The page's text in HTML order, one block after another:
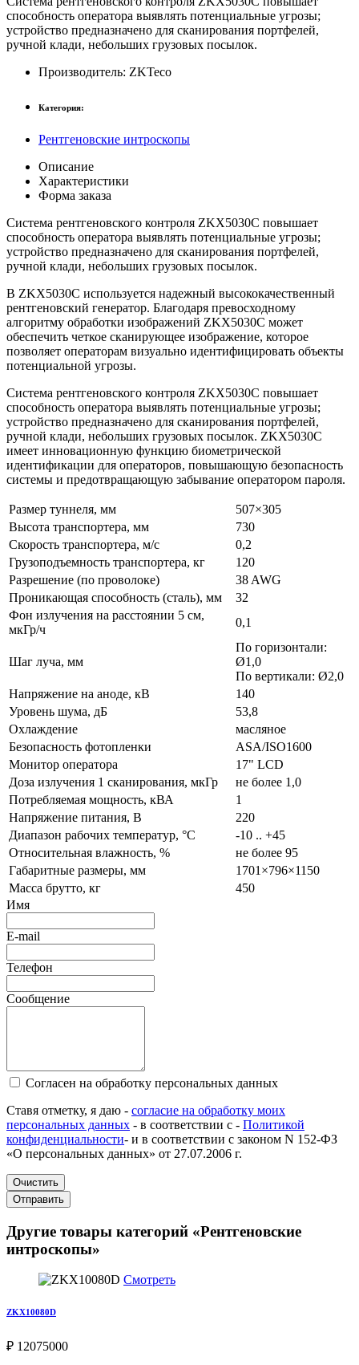
способность оператора выявлять потенциальные угрозы;
устройство предназначено для сканирования портфелей,
ручной клади, небольших грузовых посылок.
Производитель: ZKTeco
Категория:
Рентгеновские интроскопы
Описание
Характеристики
Форма заказа
Система рентгеновского контроля ZKX5030C повышает
способность оператора выявлять потенциальные угрозы;
устройство предназначено для сканирования портфелей,
ручной клади, небольших грузовых посылок.
В ZKX5030C используется надежный высококачественный
рентгеновский генератор. Благодаря превосходному
алгоритму обработки изображений ZKX5030C может
обеспечить четкое сканирующее изображение, которое
позволяет операторам визуально идентифицировать объекты
потенциальной угрозы.
Система рентгеновского контроля ZKX5030C повышает
способность оператора выявлять потенциальные угрозы;
устройство предназначено для сканирования портфелей,
ручной клади, небольших грузовых посылок. ZKX5030C
имеет инновационную функцию биометрической
идентификации для операторов, повышающую безопасность
системы и предотвращающую забывание оператором пароля.
Размер туннеля, мм
507×305
Высота транспортера, мм
730
Скорость транспортера, м/с
0,2
Грузоподъемность транспортера, кг
120
Разрешение (по проволоке)
38 AWG
Проникающая способность (сталь), мм
32
Фон излучения на расстоянии 5 см,
мкГр/ч
0,1
Шаг луча, мм
По горизонтали:
Ø1,0
По вертикали: Ø2,0
Напряжение на аноде, кВ
140
Уровень шума, дБ
53,8
Охлаждение
масляное
Безопасность фотопленки
ASA/ISO1600
Монитор оператора
17" LCD
Доза излучения 1 сканирования, мкГр
не более 1,0
Потребляемая мощность, кВА
1
Напряжение питания, В
220
Диапазон рабочих температур, °C
-10 .. +45
Относительная влажность, %
не более 95
Габаритные размеры, мм
1701×796×1150
Масса брутто, кг
450
Имя
E-mail
Телефон
Сообщение
Согласен на обработку персональных данных
Ставя отметку, я даю - согласие на обработку моих
персональных данных - в соответствии с - Политикой
конфиденциальности- и в соответствии с законом N 152-ФЗ
«О персональных данных» от 27.07.2006 г.
Очистить
Отправить
Другие товары категорий «Рентгеновские
интроскопы»
Смотреть
ZKX10080D
₽ 12075000